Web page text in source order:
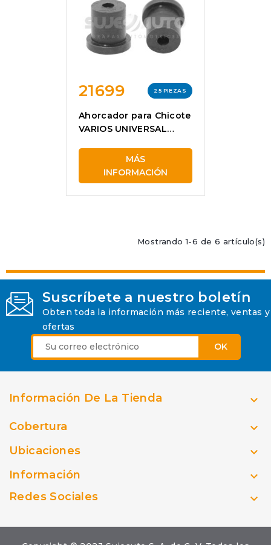
21699 25 PIEZAS
Ahorcador para Chicote
VARIOS UNIVERSAL
MÁS
INFORMACIÓN
Mostrando 1-6 de 6 artículo(s)
Suscríbete a nuestro boletín
Obten toda la información más reciente, ventas y
ofertas
Información De La Tienda 
Cobertura 
Ubicaciones 
Información 
Redes Sociales 